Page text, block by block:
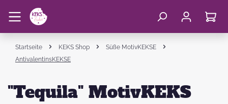
Startseite KEKS Shop
Süße MotivKEKSE
AntivalentinsKEKSE
"Tequila" MotivKEKS